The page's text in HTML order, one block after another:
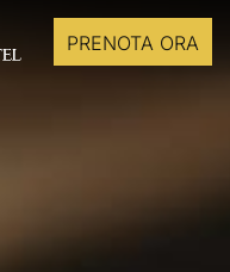
PRENOTA ORA